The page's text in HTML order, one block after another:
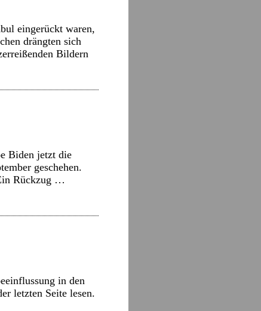
eingerückt waren,
drängten sich
Bildern
Biden jetzt die
geschehen.
Rückzug …
in den
letzten Seite lesen.